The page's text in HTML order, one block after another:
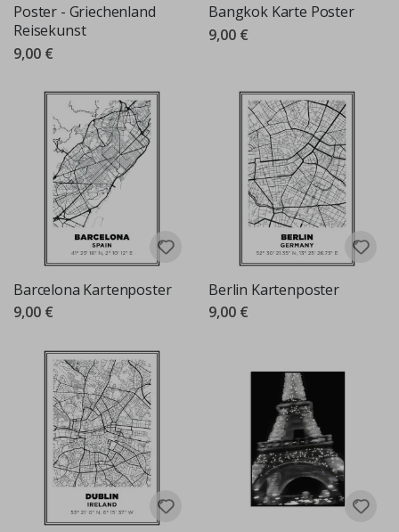
Poster - Griechenland
Reisekunst
9,00 €
Bangkok Karte Poster
9,00 €
Barcelona Kartenposter
9,00 €
Berlin Kartenposter
9,00 €